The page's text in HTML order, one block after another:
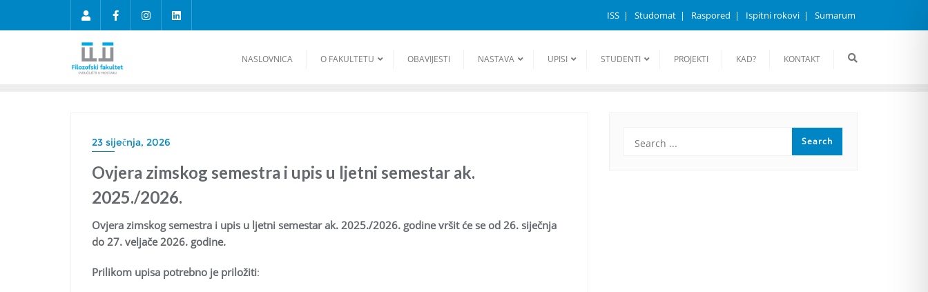
ISS Studomat Raspored Ispitni rokovi Sumarum
NASLOVNICA O FAKULTETU OBAVIJESTI NASTAVA UPISI STUDENTI PROJEKTI KAD? KONTAKT
23 siječnja, 2026
Ovjera zimskog semestra i upis u ljetni semestar ak.
2025./2026.
Ovjera zimskog semestra i upis u ljetni semestar ak. 2025./2026. godine vršit će se od 26. siječnja
do 27. veljače 2026. godine.
Prilikom upisa potrebno je priložiti: